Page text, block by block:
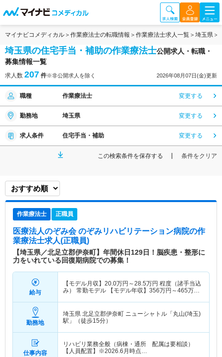
マイナビコメディカル 作業療法士の転職情報 作業療法士求人一覧 埼玉県
埼玉県の住宅手当・補助の作業療法士公開求人・転職・
募集情報一覧
求人数 207 件※非公開求人を除く 2026年08月07日(金)更新
職種 作業療法士 変更する
勤務地 埼玉県 変更する
求人条件 住宅手当・補助 変更する
この検索条件を保存する 条件をクリア
作業療法士 正職員
医療法人のぞみ会 のぞみリハビリテーション病院の作
業療法士求人(正職員)
【埼玉県／北足立郡伊奈町】年間休日129日！脳疾患・整形に
力をいれている回復期病院での募集！
給与
【モデル月収】 20.0万円～28.5万円 程度（諸手当込
み） 常勤モデル 【モデル年収】 356万円～465万円
勤務地
埼玉県 北足立郡伊奈町 ニューシャトル「丸山(埼玉)
駅」（徒歩15分）
仕事内容
リハビリ業務全般（病棟・通所 配属は要相談）
【人員配置】※2026.6月時点…